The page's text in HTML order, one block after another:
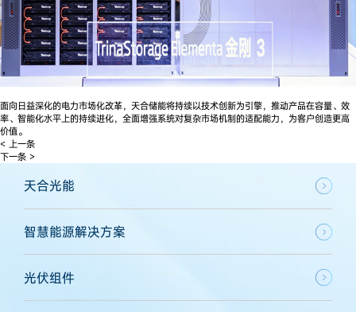
面向日益深化的电力市场化改革，天合储能将持续以技术创新为引擎，推动产品在容量、效
率、智能化水平上的持续进化，全面增强系统对复杂市场机制的适配能力，为客户创造更高
价值。
< 上一条
下一条 >
天合光能
智慧能源解决方案
光伏组件